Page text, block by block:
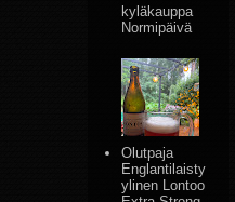
kyläkauppa
Normipäivä
Olutpaja
Englantilaisty
ylinen Lontoo